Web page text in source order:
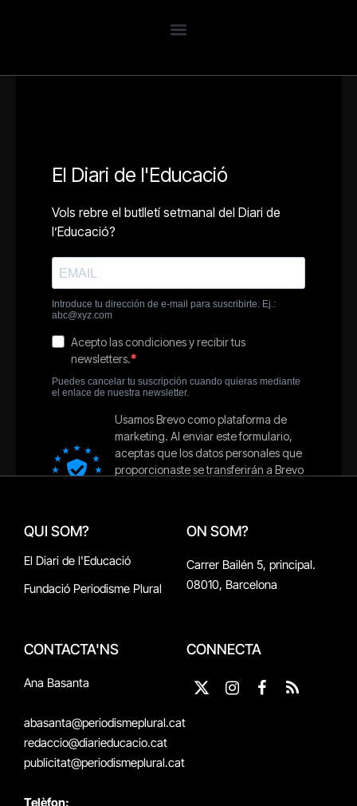
QUI SOM?
El Diari de l'Educació
Fundació Periodisme Plural
ON SOM?
Carrer Bailén 5, principal.
08010, Barcelona
CONTACTA'NS
Ana Basanta
abasanta@periodismeplural.cat
redaccio@diarieducacio.cat
publicitat@periodismeplural.cat
Telèfon:
CONNECTA
X
InstagramFacebook
RSS